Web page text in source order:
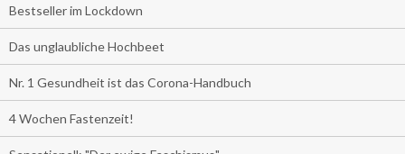
Bestseller im Lockdown
Das unglaubliche Hochbeet
Nr. 1 Gesundheit ist das Corona-Handbuch
4 Wochen Fastenzeit!